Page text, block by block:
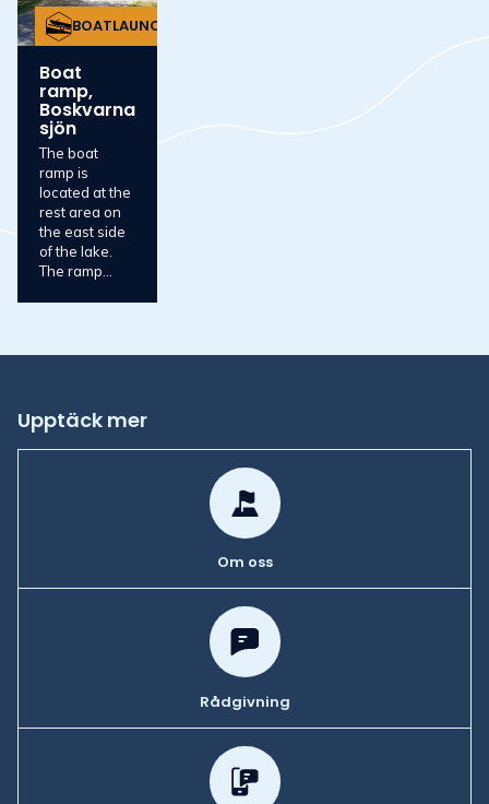
BOATLAUNCH
Boat
ramp,
Boskvarna
sjön
The boat
ramp is
located at the
rest area on
the east side
of the lake.
The ramp...
Upptäck mer
Om oss
Rådgivning